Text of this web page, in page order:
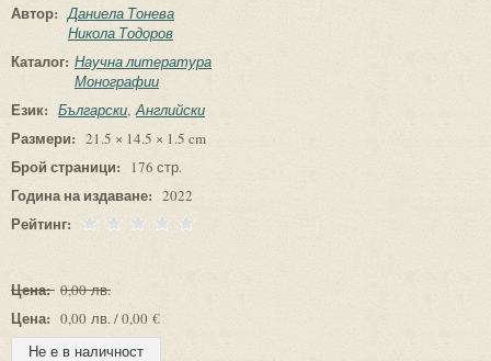
Автор: Даниела Тонева
Никола Тодоров
Каталог: Научна литература
Монографии
Език: Български Английски
Размери: 21.5 × 14.5 × 1.5 cm
Брой страници: 176 стр.
Година на издаване: 2022
Рейтинг:
Цена: 0,00 лв.
Цена: 0,00 лв. / 0,00 €